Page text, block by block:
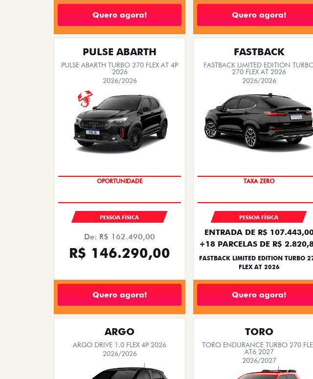
Quero agora! Quero agora!
PULSE ABARTH
PULSE ABARTH TURBO 270 FLEX AT 4P
2026
2026/2026
PESSOA FÍSICA
De: R$ 162.490,00
R$ 146.290,00
Quero agora!
FASTBACK
FASTBACK LIMITED EDITION
270 FLEX AT 2026
2026/2026
PESSOA FÍSICA
ENTRADA DE R$
+18 PARCELAS DE R$
FASTBACK LIMITED EDITION TURBO
FLEX AT 2026
Quero agora!
ARGO
ARGO DRIVE 1.0 FLEX 4P 2026
2026/2026
TORO
TORO ENDURANCE TURBO 270
AT6 2027
2026/2027